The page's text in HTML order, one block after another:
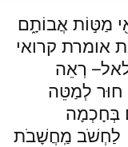
מַטּ֣וֹת אֲבוֹתָ֑ם
אומרת קרואי
רְאֵה
חוּר לְמַטֵּה
בְּחָכְמָה
לַחְשֹׁב מַֽחֲשָׁבֹת